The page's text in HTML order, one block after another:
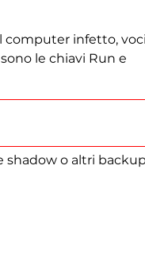
computer infetto,
le chiavi Run e
shadow o altri